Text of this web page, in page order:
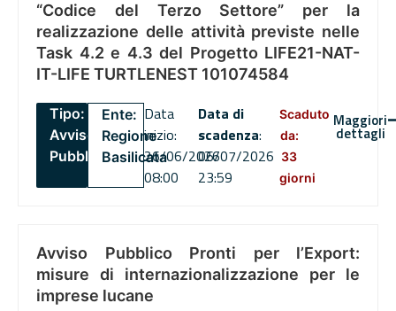
“Codice del Terzo Settore” per la
realizzazione delle attività previste nelle
Task 4.2 e 4.3 del Progetto LIFE21-NAT-
IT-LIFE TURTLENEST 101074584
Tipo:
Avviso
Pubblico
Ente:
Regione
Basilicata
Data
inizio:
26/06/2026
08:00
Data di
scadenza:
06/07/2026
23:59
Scaduto
da:
33
giorni
Maggiori
dettagli
Avviso Pubblico Pronti per l’Export:
misure di internazionalizzazione per le
imprese lucane